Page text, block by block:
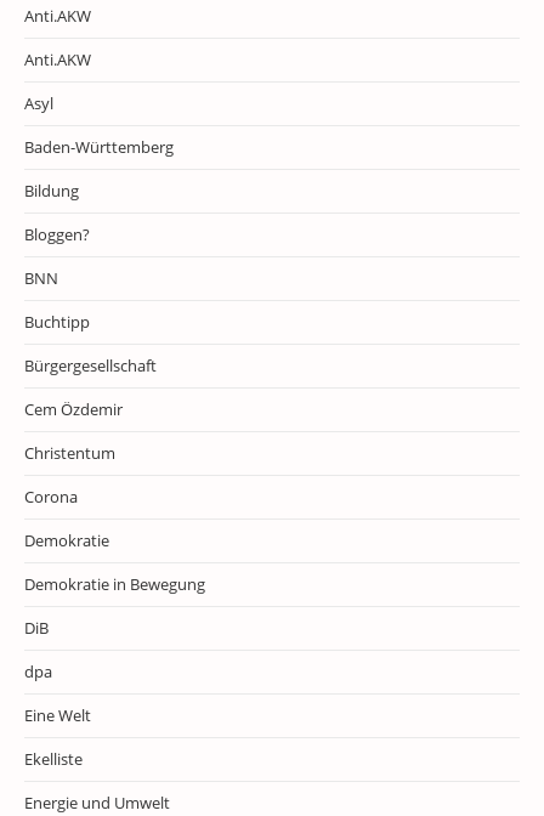
Anti.AKW
Anti.AKW
Asyl
Baden-Württemberg
Bildung
Bloggen?
BNN
Buchtipp
Bürgergesellschaft
Cem Özdemir
Christentum
Corona
Demokratie
Demokratie in Bewegung
DiB
dpa
Eine Welt
Ekelliste
Energie und Umwelt